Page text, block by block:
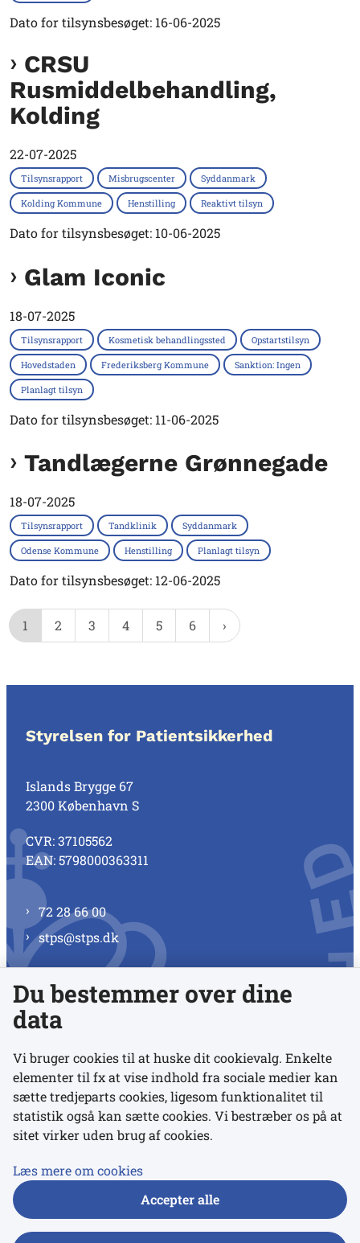
Dato for tilsynsbesøget: 16-06-2025
CRSU
Rusmiddelbehandling,
Kolding
22-07-2025
Tilsynsrapport Misbrugscenter Syddanmark
Kolding Kommune Henstilling Reaktivt tilsyn
Dato for tilsynsbesøget: 10-06-2025
Glam Iconic
18-07-2025
Tilsynsrapport Kosmetisk behandlingssted Opstartstilsyn
Hovedstaden Frederiksberg Kommune Sanktion: Ingen
Planlagt tilsyn
Dato for tilsynsbesøget: 11-06-2025
Tandlægerne Grønnegade
18-07-2025
Tilsynsrapport Tandklinik Syddanmark
Odense Kommune Henstilling Planlagt tilsyn
Dato for tilsynsbesøget: 12-06-2025
1 2 3 4 5 6
Styrelsen for Patientsikkerhed
Islands Brygge 67
2300 København S
CVR: 37105562
EAN: 5798000363311
72 28 66 00
stps@stps.dk
Se alle kontaktnumre
Links
Udgivelser
Tilgængelighedserklæring
Du bestemmer over dine
data
Vi bruger cookies til at huske dit cookievalg. Enkelte
elementer til fx at vise indhold fra sociale medier kan
sætte tredjeparts cookies, ligesom funktionalitet til
statistik også kan sætte cookies. Vi bestræber os på at
sitet virker uden brug af cookies.
Læs mere om cookies
Accepter alle